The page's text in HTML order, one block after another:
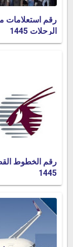
رقم استعلامات
الرحلات 1445
1445